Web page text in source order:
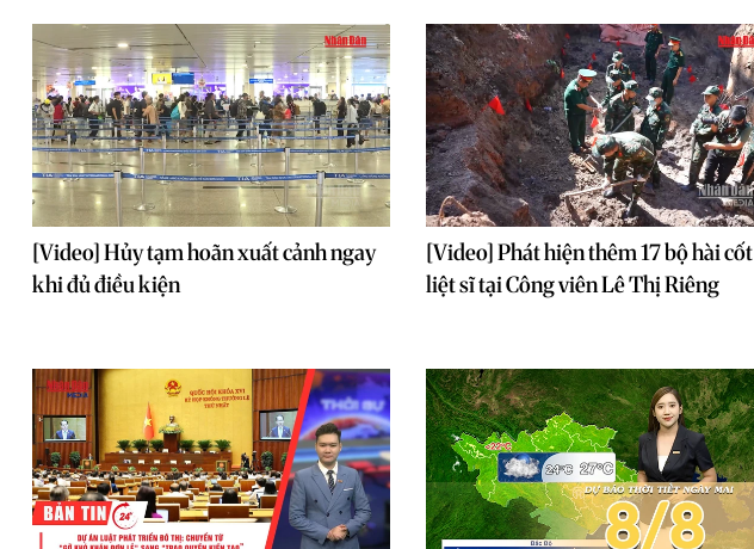
[Video] Hủy tạm hoãn xuất cảnh ngay
khi đủ điều kiện
[Video] Phát hiện thêm 17 bộ hài cốt
liệt sĩ tại Công viên Lê Thị Riêng